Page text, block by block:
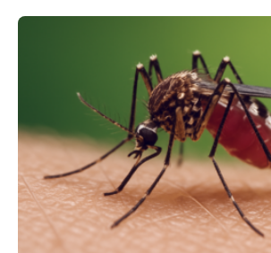
Grünalgen, die vor Hunderten von
lebten. Unter den Vorfahren sticht eine
die noch heute in der Natur
Süßwasseralge Coleochaetophyceae.
dieser Gruppe bilden aus Zellfäden
mit scheibenförmiger Gestalt. Was
nächsten…